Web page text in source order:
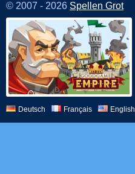
© 2007 - 2026 Spellen Grot
Deutsch Français English